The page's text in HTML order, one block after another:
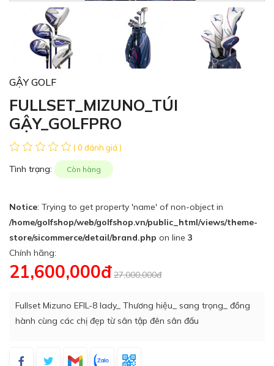
GẬY GOLF
FULLSET_MIZUNO_TÚI
GẬY_GOLFPRO
( 0 đánh giá )
Tình trạng: Còn hàng
Notice: Trying to get property 'name' of non-object in
/home/golfshop/web/golfshop.vn/public_html/views/theme-
store/sicommerce/detail/brand.php on line 3
Chính hãng:
21,600,000đ 27,000,000đ
Fullset Mizuno EFIL-8 lady_ Thương hiệu_ sang trọng_ đồng
hành cùng các chị đẹp từ sân tập đên sân đấu